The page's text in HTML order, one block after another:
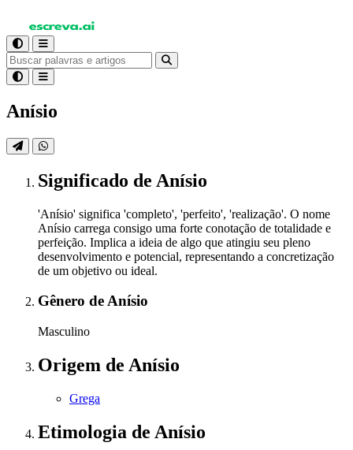
Anísio
Significado de Anísio
'Anísio' significa 'completo', 'perfeito', 'realização'. O nome
Anísio carrega consigo uma forte conotação de totalidade e
perfeição. Implica a ideia de algo que atingiu seu pleno
desenvolvimento e potencial, representando a concretização
de um objetivo ou ideal.
Gênero de Anísio
Masculino
Origem de Anísio
Grega
Etimologia de Anísio